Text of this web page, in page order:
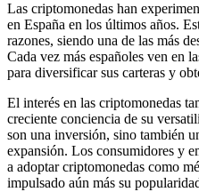
Las criptomonedas han
en España en los últimos años.
razones, siendo una de las más
Cada vez más españoles ven en
para diversificar sus carteras y
El interés en las criptomonedas
creciente conciencia de su
son una inversión, sino también
expansión. Los consumidores y
a adoptar criptomonedas como
impulsado aún más su